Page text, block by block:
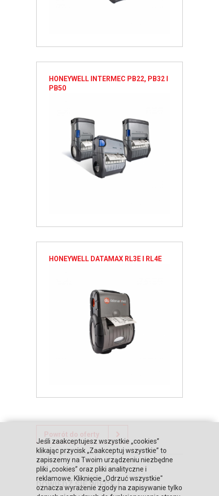
HONEYWELL INTERMEC PB22, PB32 I
PB50
HONEYWELL DATAMAX RL3E I RL4E
Powrót do oferty
DOWIEDZ SIĘ WIĘCEJ
Jeśli zaakceptujesz wszystkie „cookies”
klikając przycisk „Zaakceptuj wszystkie” to
zapiszemy na Twoim urządzeniu niezbędne
pliki „cookies” oraz pliki analityczne i
reklamowe. Kliknięcie „Odrzuć wszystkie"
oznacza wyrażenie zgody na zapisywanie tylko